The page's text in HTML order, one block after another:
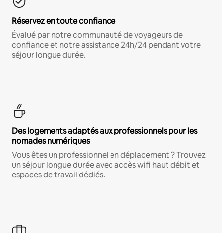
Réservez en toute confiance
Évalué par notre communauté de voyageurs de
confiance et notre assistance 24h/24 pendant votre
séjour longue durée.
Des logements adaptés aux professionnels pour les
nomades numériques
Vous êtes un professionnel en déplacement ? Trouvez
un séjour longue durée avec accès wifi haut débit et
espaces de travail dédiés.